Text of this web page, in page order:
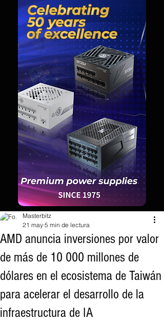
AMD anuncia inversiones por valor
de más de 10 000 millones de
dólares en el ecosistema de Taiwán
para acelerar el desarrollo de la
infraestructura de IA
Masterbitz
21 may 5 min de lectura